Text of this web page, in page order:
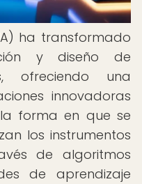
ha transformado
y diseño de
ofreciendo una
innovadoras
forma en que se
los instrumentos
de algoritmos
de aprendizaje